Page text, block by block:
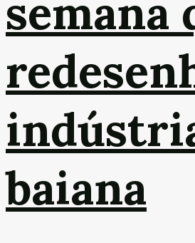
semana
baiana